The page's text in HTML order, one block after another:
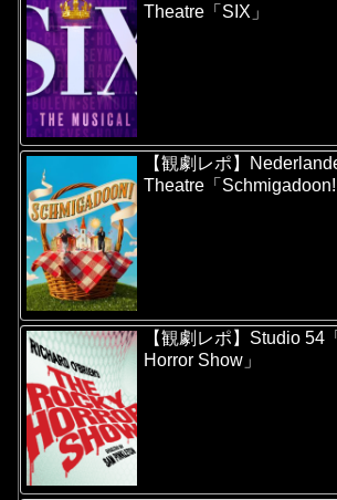
Theatre「SIX」
【観劇レポ】
Theatre「Schmigadoon!
【観劇レポ】Studio 54
Horror Show」